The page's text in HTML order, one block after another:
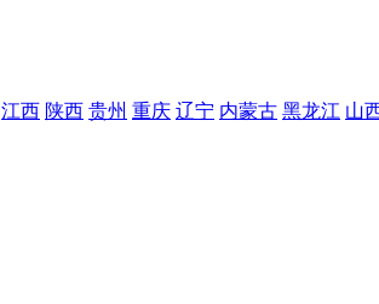
江西 陕西 贵州 重庆 辽宁 内蒙古 黑龙江 山